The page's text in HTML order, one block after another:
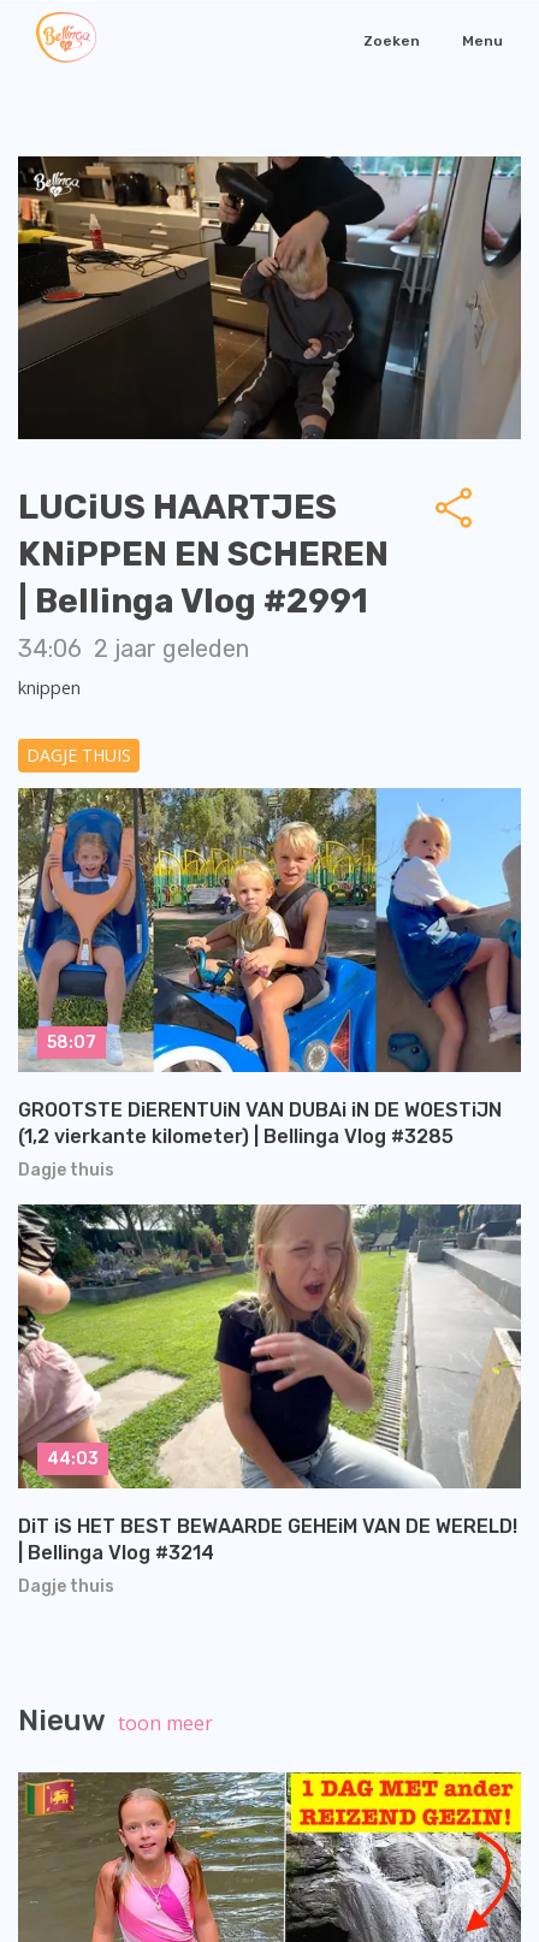
Zoeken Menu
LUCiUS HAARTJES
KNiPPEN EN SCHEREN
| Bellinga Vlog #2991
34:06 2 jaar geleden
knippen
DAGJE THUIS
Dagje thuis
GROOTSTE DiERENTUiN VAN DUBAi iN DE WOESTiJN
(1,2 vierkante kilometer) | Bellinga Vlog #3285
58:07
Dagje thuis
DiT iS HET BEST BEWAARDE GEHEiM VAN DE WERELD!
| Bellinga Vlog #3214
44:03
Nieuw toon meer